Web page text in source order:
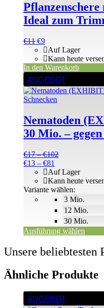
Ideal zum
Ursprünglicher
Preis
war:
€11
€11Aktueller
Preis
ist:
€11.
€9
Auf Lager
Kann heute
In den Warenkorb
ANGEBOT
Nematoden
30 Mio. –
€17 –€102Preisspanne:
bis
€102
€13 – €81
€13
bis
€81
3 Mio.
12 Mio.
30 Mio.
Auf Lager
Kann heute
Variante wählen:
Ausführung wählen
Dieses
Produkt
weist
mehrere
auf.
Die
Optionen
auf
der
Produktseite
gewählt
werden
Unsere beliebtesten
Ähnliche Produkte
ANGEBOT
Dieses
Produkt